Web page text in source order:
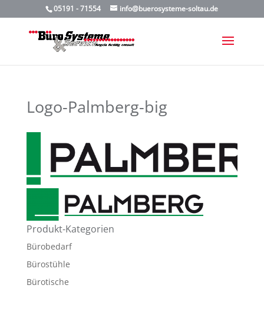
05191 - 71554 info@buerosysteme-soltau.de
Logo-Palmberg-big
Produkt-Kategorien
Bürobedarf
Bürostühle
Bürotische